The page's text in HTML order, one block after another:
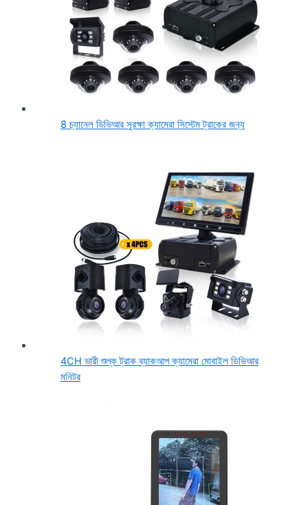
8 চ্যানেল ডিভিআর সুরক্ষা ক্যামেরা সিস্টেম ট্রাকের জন্য
4CH ভারী শুল্ক ট্রাক ব্যাকআপ ক্যামেরা মোবাইল ডিভিআর
মনিটর